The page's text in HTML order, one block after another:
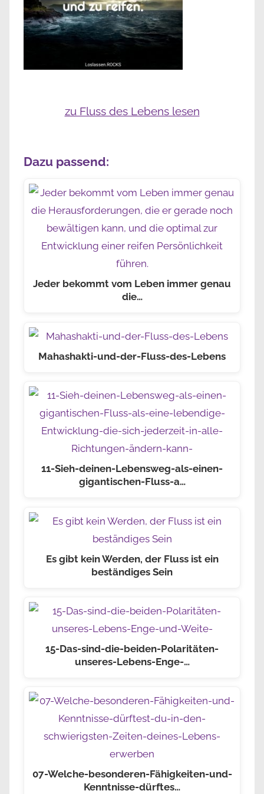
zu Fluss des Lebens lesen
Dazu passend:
Jeder bekommt vom Leben immer genau
die…
Mahashakti-und-der-Fluss-des-Lebens
11-Sieh-deinen-Lebensweg-als-einen-
gigantischen-Fluss-a…
Es gibt kein Werden, der Fluss ist ein
beständiges Sein
15-Das-sind-die-beiden-Polaritäten-
unseres-Lebens-Enge-…
07-Welche-besonderen-Fähigkeiten-und-
Kenntnisse-dürftes…